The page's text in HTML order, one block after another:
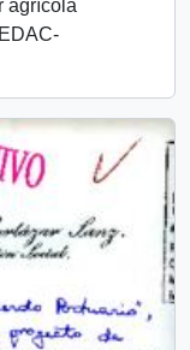
agrícola